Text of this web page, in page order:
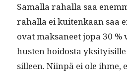
Samal­la rahal­la saa
rahal­la ei kuitenkaan saa
ovat mak­sa­neet jopa 30
hus­ten hoi­dos­ta
silleen. Niin­pä ei ole ihme,